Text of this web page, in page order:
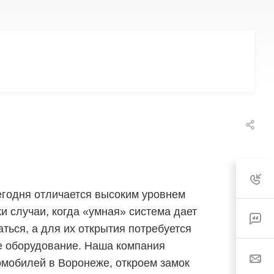
отличается высоким уровнем
случаи, когда «умная» система дает
а для их открытия потребуется
оборудование. Наша компания
в Воронеже, откроем замок